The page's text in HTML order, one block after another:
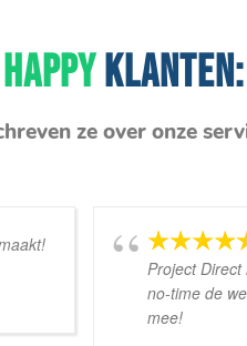
HAPPYKLANTEN:
ze over onze
Project
no-time de
mee!